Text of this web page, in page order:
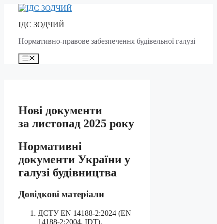
contentІДС ЗОДЧИЙ
Нормативно-правове забезпечення будівельної галузі
Menu
Нові документи
за листопад 2025 року
Нормативні
документи України у
галузі будівництва
Довідкові матеріали
ДСТУ EN 14188-2:2024 (EN
14188-2:2004, IDT).